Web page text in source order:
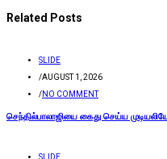
Related Posts
SLIDE
/AUGUST 1, 2026
/NO COMMENT
செந்தில்பாலாஜியை கைது செய்ய முடியலியே
SLIDE